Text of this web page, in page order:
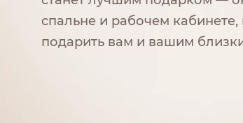
спальне и рабочем
подарить вам и вашим